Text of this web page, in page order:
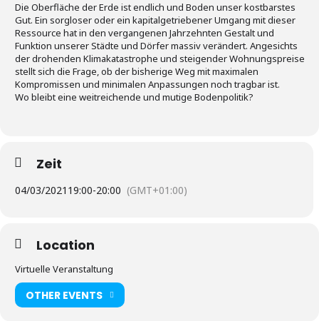
Die Oberfläche der Erde ist endlich und Boden unser kostbarstes
Gut. Ein sorgloser oder ein kapitalgetriebener Umgang mit dieser
Ressource hat in den vergangenen Jahrzehnten Gestalt und
Funktion unserer Städte und Dörfer massiv verändert. Angesichts
der drohenden Klimakatastrophe und steigender Wohnungspreise
stellt sich die Frage, ob der bisherige Weg mit maximalen
Kompromissen und minimalen Anpassungen noch tragbar ist.
Wo bleibt eine weitreichende und mutige Bodenpolitik?
Zeit
04/03/2021 19:00-20:00 (GMT+01:00)
Location
Virtuelle Veranstaltung
OTHER EVENTS